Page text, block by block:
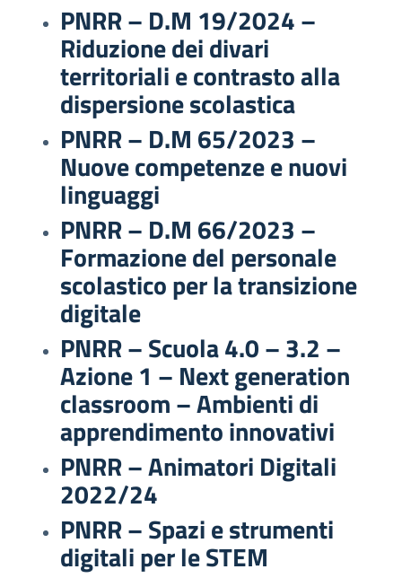
PNRR – D.M 19/2024 –
Riduzione dei divari
territoriali e contrasto alla
dispersione scolastica
PNRR – D.M 65/2023 –
Nuove competenze e nuovi
linguaggi
PNRR – D.M 66/2023 –
Formazione del personale
scolastico per la transizione
digitale
PNRR – Scuola 4.0 – 3.2 –
Azione 1 – Next generation
classroom – Ambienti di
apprendimento innovativi
PNRR – Animatori Digitali
2022/24
PNRR – Spazi e strumenti
digitali per le STEM